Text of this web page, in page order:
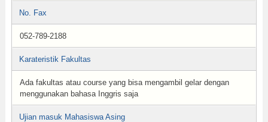
No. Fax
052-789-2188
Karateristik Fakultas
Ada fakultas atau course yang bisa mengambil gelar dengan
menggunakan bahasa Inggris saja
Ujian masuk Mahasiswa Asing